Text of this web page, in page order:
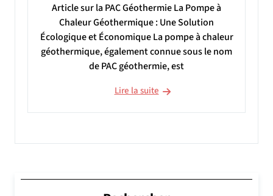
Article sur la PAC Géothermie La Pompe à
Chaleur Géothermique : Une Solution
Écologique et Économique La pompe à chaleur
géothermique, également connue sous le nom
de PAC géothermie, est
Lire la suite